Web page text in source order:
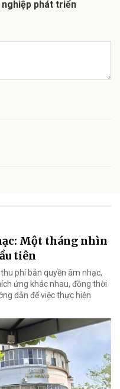
phát triển
Một tháng nhìn
tiên
phí bản quyền âm nhạc,
ứng khác nhau, đồng thời
dẫn để việc thực hiện